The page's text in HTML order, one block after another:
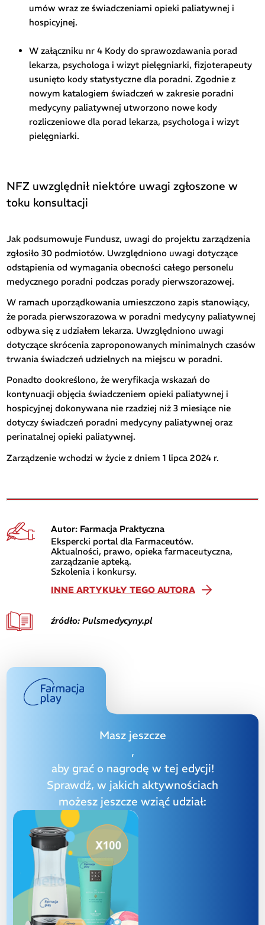
umów wraz ze świadczeniami opieki paliatywnej i
hospicyjnej.
W załączniku nr 4 Kody do sprawozdawania porad
lekarza, psychologa i wizyt pielęgniarki, fizjoterapeuty
usunięto kody statystyczne dla poradni. Zgodnie z
nowym katalogiem świadczeń w zakresie poradni
medycyny paliatywnej utworzono nowe kody
rozliczeniowe dla porad lekarza, psychologa i wizyt
pielęgniarki.
NFZ uwzględnił niektóre uwagi zgłoszone w
toku konsultacji
Jak podsumowuje Fundusz, uwagi do projektu zarządzenia
zgłosiło 30 podmiotów. Uwzględniono uwagi dotyczące
odstąpienia od wymagania obecności całego personelu
medycznego poradni podczas porady pierwszorazowej.
W ramach uporządkowania umieszczono zapis stanowiący,
że porada pierwszorazowa w poradni medycyny paliatywnej
odbywa się z udziałem lekarza. Uwzględniono uwagi
dotyczące skrócenia zaproponowanych minimalnych czasów
trwania świadczeń udzielnych na miejscu w poradni.
Ponadto dookreślono, że weryfikacja wskazań do
kontynuacji objęcia świadczeniem opieki paliatywnej i
hospicyjnej dokonywana nie rzadziej niż 3 miesiące nie
dotyczy świadczeń poradni medycyny paliatywnej oraz
perinatalnej opieki paliatywnej.
Zarządzenie wchodzi w życie z dniem 1 lipca 2024 r.
Autor: Farmacja Praktyczna
Ekspercki portal dla Farmaceutów.
Aktualności, prawo, opieka farmaceutyczna,
zarządzanie apteką.
Szkolenia i konkursy.
INNE ARTYKUŁY TEGO AUTORA
źródło: Pulsmedycyny.pl
Masz jeszcze
,
aby grać o nagrodę w tej edycji!
Sprawdź, w jakich aktywnościach
możesz jeszcze wziąć udział: